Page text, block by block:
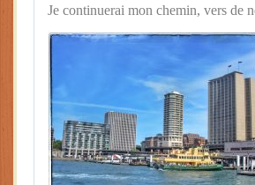
Je continuerai mon chemin, vers de